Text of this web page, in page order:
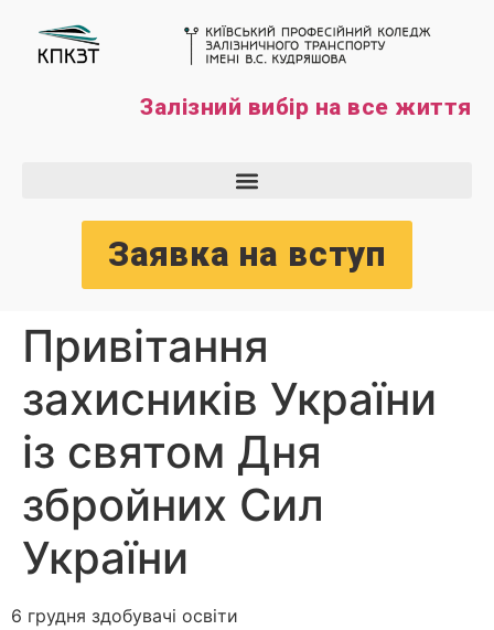
Залізний вибір на все життя
Заявка на вступ
Привітання
захисників України
із святом Дня
збройних Сил
України
6 грудня здобувачі освіти